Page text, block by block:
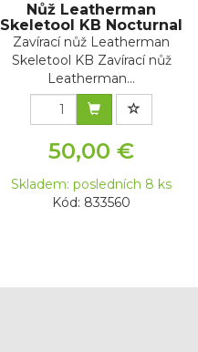
Nůž Leatherman
Skeletool KB Nocturnal
Zavírací nůž Leatherman
Skeletool KB Zavírací nůž
Leatherman...
50,00 €
Skladem: posledních 8 ks
Kód: 833560